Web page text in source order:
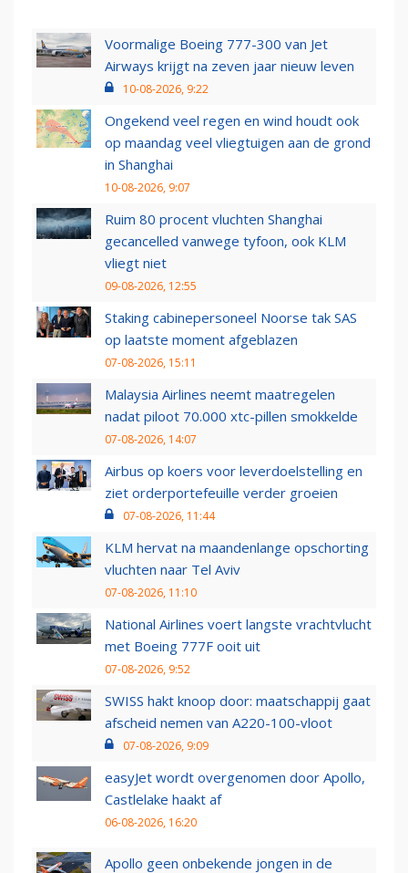
Voormalige Boeing 777-300 van Jet
Airways krijgt na zeven jaar nieuw leven
10-08-2026, 9:22
Ongekend veel regen en wind houdt ook
op maandag veel vliegtuigen aan de grond
in Shanghai
10-08-2026, 9:07
Ruim 80 procent vluchten Shanghai
gecancelled vanwege tyfoon, ook KLM
vliegt niet
09-08-2026, 12:55
Staking cabinepersoneel Noorse tak SAS
op laatste moment afgeblazen
07-08-2026, 15:11
Malaysia Airlines neemt maatregelen
nadat piloot 70.000 xtc-pillen smokkelde
07-08-2026, 14:07
Airbus op koers voor leverdoelstelling en
ziet orderportefeuille verder groeien
07-08-2026, 11:44
KLM hervat na maandenlange opschorting
vluchten naar Tel Aviv
07-08-2026, 11:10
National Airlines voert langste vrachtvlucht
met Boeing 777F ooit uit
07-08-2026, 9:52
SWISS hakt knoop door: maatschappij gaat
afscheid nemen van A220-100-vloot
07-08-2026, 9:09
easyJet wordt overgenomen door Apollo,
Castlelake haakt af
06-08-2026, 16:20
Apollo geen onbekende jongen in de